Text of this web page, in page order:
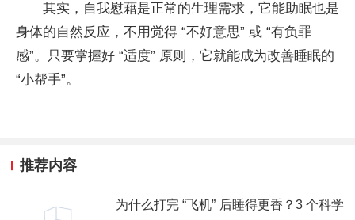
其实，自我慰藉是正常的生理需求，它能助眠也是
身体的自然反应，不用觉得 “不好意思” 或 “有负罪
感”。只要掌握好 “适度” 原则，它就能成为改善睡眠的
“小帮手”。
推荐内容
为什么打完 “飞机” 后睡得更香？3 个科学